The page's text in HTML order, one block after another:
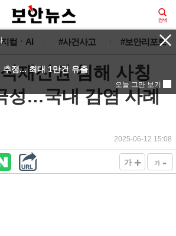
컬ㆍAI #사건사고 #보안리포트
재산권 침해 사칭
성…국내 감염 사례
2025-06-12 15:08
가 + 가 -
.
정... 최대 1만건 유출
오늘 그만 보기